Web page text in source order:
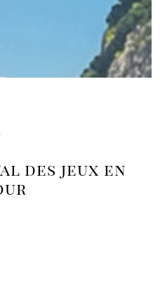
des jeux en